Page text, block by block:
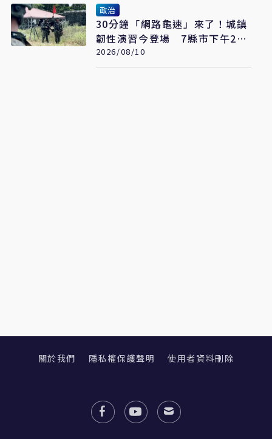
政治
30分鐘「網路龜速」來了！城鎮
韌性演習今登場 7縣市下午2時
30分手機上網恐卡關
2026/08/10
關於我們 隱私權保護聲明 使用者資料刪除